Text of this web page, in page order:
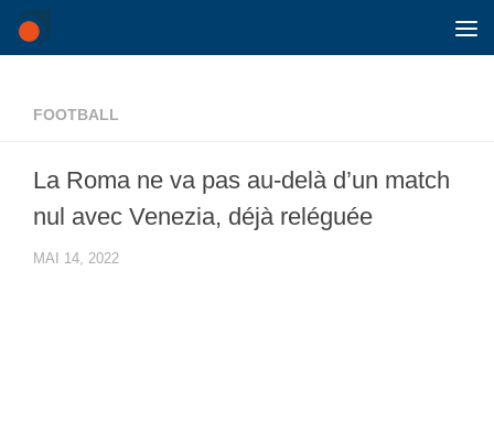
Skip to content
FOOTBALL
La Roma ne va pas au-delà d’un match
nul avec Venezia, déjà reléguée
MAI 14, 2022